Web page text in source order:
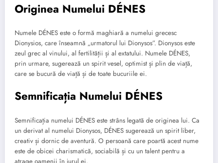
Originea Numelui DÉNES
Numele DÉNES este o formă maghiară a numelui grecesc
Dionysios, care înseamnă „urmatorul lui Dionysos”. Dionysos este
zeul grec al vinului, al fertilității și al extatului. Numele DÉNES,
prin urmare, sugerează un spirit vesel, optimist și plin de viață,
care se bucură de viață și de toate bucuriile ei.
Semnificația Numelui DÉNES
Semnificația numelui DÉNES este strâns legată de originea lui. Ca
un derivat al numelui Dionysos, DÉNES sugerează un spirit liber,
creativ și dornic de aventură. O persoană care poartă acest nume
este de obicei charismatică, sociabilă și cu un talent pentru a